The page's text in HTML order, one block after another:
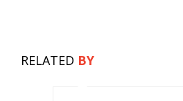
RELATED BY